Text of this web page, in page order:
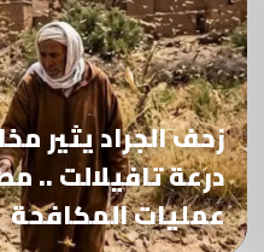
زحف الجراد يثير
درعة تافيلالت ..
عمليات المكافحة